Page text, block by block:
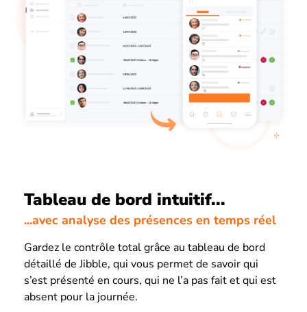
Tableau de bord intuitif...
...avec analyse des présences en temps réel
Gardez le contrôle total grâce au tableau de bord
détaillé de Jibble, qui vous permet de savoir qui
s’est présenté en cours, qui ne l’a pas fait et qui est
absent pour la journée.